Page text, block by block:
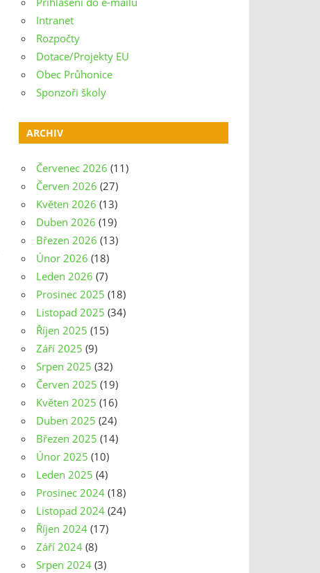
Intranet
Rozpočty
Dotace/Projekty EU
Obec Průhonice
Sponzoři školy
ARCHIV
Červenec 2026 (11)
Červen 2026 (27)
Květen 2026 (13)
Duben 2026 (19)
Březen 2026 (13)
Únor 2026 (18)
Leden 2026 (7)
Prosinec 2025 (18)
Listopad 2025 (34)
Říjen 2025 (15)
Září 2025 (9)
Srpen 2025 (32)
Červen 2025 (19)
Květen 2025 (16)
Duben 2025 (24)
Březen 2025 (14)
Únor 2025 (10)
Leden 2025 (4)
Prosinec 2024 (18)
Listopad 2024 (24)
Říjen 2024 (17)
Září 2024 (8)
Srpen 2024 (3)